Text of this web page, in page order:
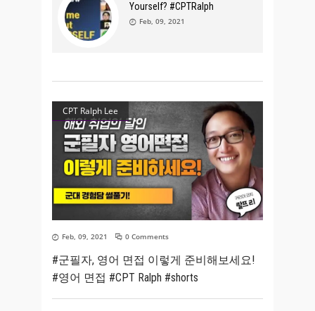
Yourself? #CPTRalph
Feb, 09, 2021
CPT Ralph Lee
Feb, 09, 2021 0 Comments
#군필자, 영어 면접 이렇게 준비해보세요!
#영어 면접 #CPT Ralph #shorts